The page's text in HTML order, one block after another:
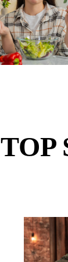
TOP